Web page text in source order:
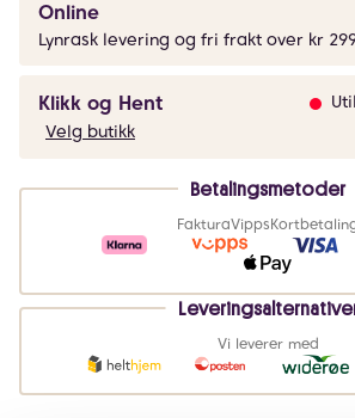
Online
Lynrask levering og fri frakt over kr
Klikk og Hent
Velg butikk
Betalingsmetoder
FakturaVipps
Vi leverer med